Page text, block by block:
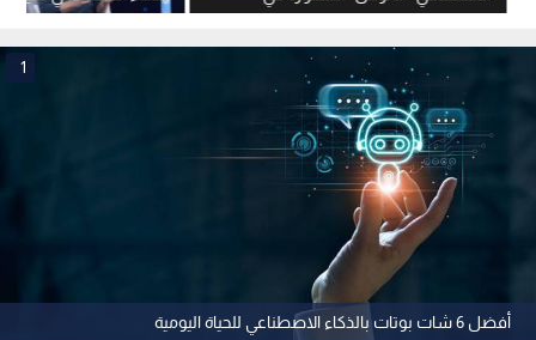
2026
الصين
أفضل 6 شات بوتات بالذكاء الاصطناعي للحياة اليومية
1